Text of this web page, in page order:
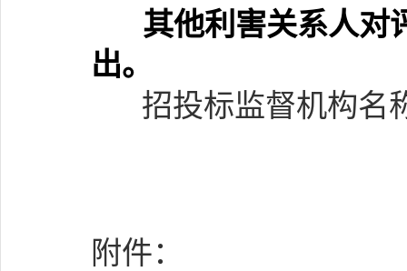
其他利害关系人对
出。
招投标监督机构名
附件：